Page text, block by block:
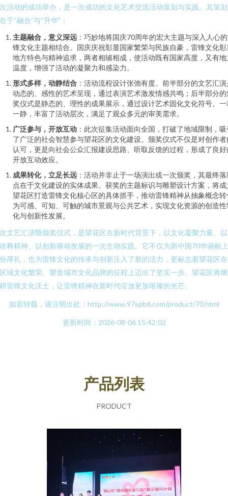
活动的成功举办，是一次成功的文化艺术交流活动策划与实践。其策
于“融合”与“升华”：
主题融合，意义深远 ：巧妙地将国庆70周年的宏大主题与深入人心
锋文化主题相结合。国庆庆祝彰显国家繁荣与民族自豪，雷锋文化彰
地方特色与精神追求，两者相辅相成，使活动既有国家高度，又有地
温度，增强了活动的凝聚力和感染力。
形式多样，动静结合 ：活动流程设计张弛有度。前半部分的文艺汇
动态的、感性的艺术呈现，通过表演艺术激发情感共鸣；后半部分的
奖仪式是静态的、理性的成果展示，通过设计艺术固化文化符号。一
一静，丰富了活动层次，满足了观众多元的审美需求。
广泛参与，开放互动 ：此次征集活动面向全国，打破了地域限制，
了广泛的社会智慧参与望花区的文化建设。颁奖仪式不仅是对创作者
认可，更是向社会公众汇报建设思路、听取反馈的过程，形成了良好
开放互动效应。
成果转化，立足长远 ：活动并非止于一场演出或一次颁奖，其最终
点在于文化建设的实体成果。获奖的主题标识与雕塑设计方案，将成
望花区打造雷锋文化核心区的具体抓手，推动雷锋精神从抽象概念转
为可感、可知、可触的城市景观与公共艺术，实现文化资源的创造性
化与创新性发展。
文艺汇演暨颁奖仪式，是望花区在新时代背景下，以文化凝聚力量、
释精神、以创新驱动发展的一次生动实践。它不仅为新中国70华诞献
厚礼，也为雷锋文化的传承与创新注入了新的活力，更标志着望花区
域文化繁荣、塑造城市文化品牌的征程上迈出了坚实一步。望花区将
雷锋文化沃土，让雷锋精神在新时代绽放更加璀璨的光芒。
如若转载，请注明出处：http://www.97spb6.com/product/70.html
更新时间：2026-08-06 15:42:02
产品列表
PRODUCT